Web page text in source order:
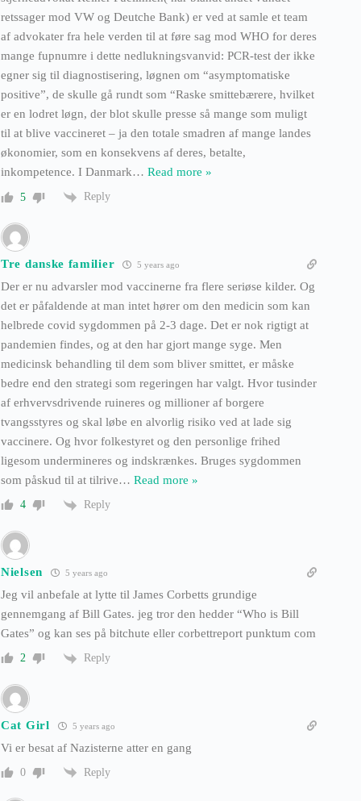
retssager mod VW og Deutche Bank) er ved at samle et team
af advokater fra hele verden til at føre sag mod WHO for deres
mange fupnumre i dette nedlukningsvanvid: PCR-test der ikke
egner sig til diagnostisering, løgnen om “asymptomatiske
positive”, de skulle gå rundt som “Raske smittebærere, hvilket
er en lodret løgn, der blot skulle presse så mange som muligt
til at blive vaccineret – ja den totale smadren af mange landes
økonomier, som en konsekvens af deres, betalte,
inkompetence. I Danmark… Read more »
5 Reply
Tre danske familier 5 years ago
Der er nu advarsler mod vaccinerne fra flere seriøse kilder. Og
det er påfaldende at man intet hører om den medicin som kan
helbrede covid sygdommen på 2-3 dage. Det er nok rigtigt at
pandemien findes, og at den har gjort mange syge. Men
medicinsk behandling til dem som bliver smittet, er måske
bedre end den strategi som regeringen har valgt. Hvor tusinder
af erhvervsdrivende ruineres og millioner af borgere
tvangsstyres og skal løbe en alvorlig risiko ved at lade sig
vaccinere. Og hvor folkestyret og den personlige frihed
ligesom undermineres og indskrænkes. Bruges sygdommen
som påskud til at tilrive… Read more »
4 Reply
Nielsen 5 years ago
Jeg vil anbefale at lytte til James Corbetts grundige
gennemgang af Bill Gates. jeg tror den hedder “Who is Bill
Gates” og kan ses på bitchute eller corbettreport punktum com
2 Reply
Cat Girl 5 years ago
Vi er besat af Nazisterne atter en gang
0 Reply